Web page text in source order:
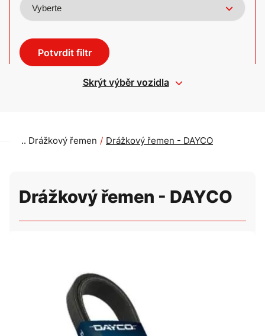
Potvrdit filtr
Skrýt výběr vozidla
Drážkový řemen Drážkový řemen - DAYCO
Drážkový řemen - DAYCO